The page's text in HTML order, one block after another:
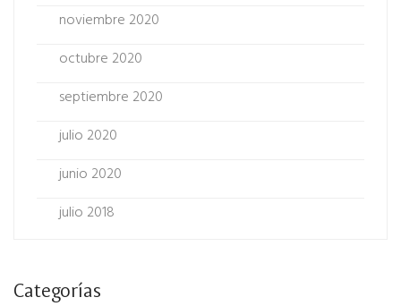
noviembre 2020
octubre 2020
septiembre 2020
julio 2020
junio 2020
julio 2018
Categorías